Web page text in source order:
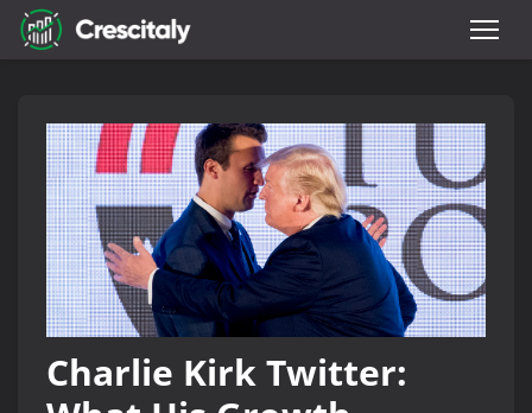
Charlie Kirk Twitter: